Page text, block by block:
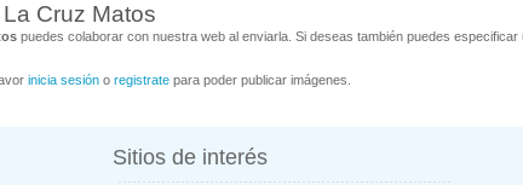
Cruz Matos
puedes colaborar con nuestra web al enviarla. Si deseas también puedes especificar
inicia sesión o registrate para poder publicar imágenes.
Sitios de interés